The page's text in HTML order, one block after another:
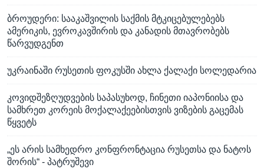
ბროუდერი: სააკაშვილის საქმის მტკიცებულებებს
ამერიკის, ევროკავშირის და კანადის მთავრობებს
წარვუდგენთ
უკრაინაში რუსეთის ფოკუსში ახლა ქალაქი სოლედარია
კოვიდშეზღუდვების საპასუხოდ, ჩინეთი იაპონიისა და
სამხრეთ კორეის მოქალაქეებისთვის ვიზების გაცემას
წყვეტს
„ეს არის სამხედრო კონფრონტაცია რუსეთსა და ნატოს
შორის“ - პატრუშევი